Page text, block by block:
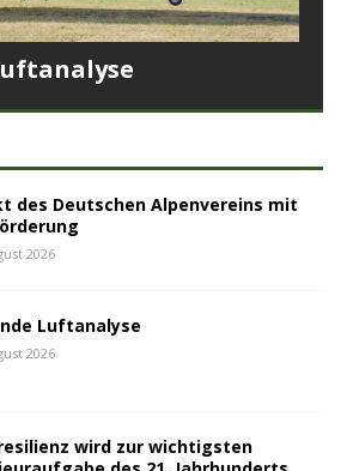
des Deutschen Alpenvereins mit
2026
Luftanalyse
2026
wird zur wichtigsten